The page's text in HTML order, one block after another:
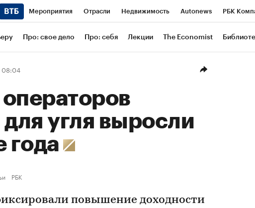
Мероприятия Отрасли Недвижимость Autonews РБК
РБК Life Тренды Визионеры
Про: свое дело Про: себя Лекции The Economist
08:04
для угля выросли
года
РБК
повышение доходности